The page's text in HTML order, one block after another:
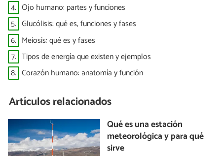
4. Ojo humano: partes y funciones
5. Glucólisis: qué es, funciones y fases
6. Meiosis: qué es y fases
7. Tipos de energía que existen y ejemplos
8. Corazón humano: anatomía y función
Artículos relacionados
Qué es una estación
meteorológica y para qué
sirve